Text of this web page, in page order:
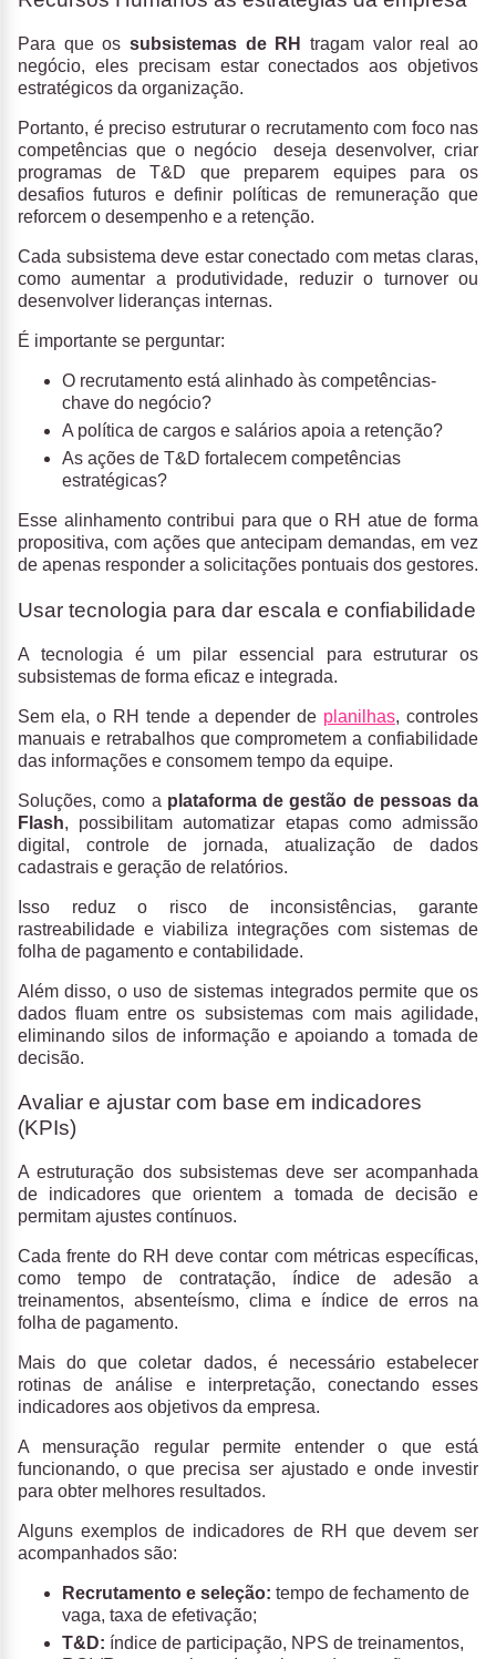
Para que os subsistemas de RH
tragam valor real ao
negócio, eles precisam estar conectados aos objetivos
estratégicos da organização.
Portanto, é preciso estruturar o recrutamento com foco nas
competências que o negócio deseja desenvolver, criar
programas de T&D que preparem equipes para os
desafios futuros e definir políticas de remuneração que
reforcem o desempenho e a retenção.
Cada subsistema deve estar conectado com metas claras,
como aumentar a produtividade, reduzir o turnover ou
desenvolver lideranças internas.
É importante se perguntar:
O recrutamento está alinhado às competências-
chave do negócio?
A política de cargos e salários apoia a retenção?
As ações de T&D fortalecem competências
estratégicas?
Esse alinhamento contribui para que o RH atue de forma
propositiva, com ações que antecipam demandas, em vez
de apenas responder a solicitações pontuais dos gestores.
Usar tecnologia para dar escala e confiabilidade
A tecnologia é um pilar essencial para estruturar os
subsistemas de forma eficaz e integrada.
Sem ela, o RH tende a depender de planilhas, controles
manuais e retrabalhos que comprometem a confiabilidade
das informações e consomem tempo da equipe.
Soluções, como a plataforma de gestão de pessoas da
Flash, possibilitam automatizar etapas como admissão
digital, controle de jornada, atualização de dados
cadastrais e geração de relatórios.
Isso reduz o risco de inconsistências, garante
rastreabilidade e viabiliza integrações com sistemas de
folha de pagamento e contabilidade.
Além disso, o uso de sistemas integrados permite que os
dados fluam entre os subsistemas com mais agilidade,
eliminando silos de informação e apoiando a tomada de
decisão.
Avaliar e ajustar com base em indicadores
(KPIs)
A estruturação dos subsistemas deve ser acompanhada
de indicadores que orientem a tomada de decisão e
permitam ajustes contínuos.
Cada frente do RH deve contar com métricas específicas,
como tempo de contratação, índice de adesão a
treinamentos, absenteísmo, clima e índice de erros na
folha de pagamento.
Mais do que coletar dados, é necessário estabelecer
rotinas de análise e interpretação, conectando esses
indicadores aos objetivos da empresa.
A mensuração regular permite entender o que está
funcionando, o que precisa ser ajustado e onde investir
para obter melhores resultados.
Alguns exemplos de indicadores de RH que devem ser
acompanhados são:
Recrutamento e seleção: tempo de fechamento de
vaga, taxa de efetivação;
T&D: índice de participação, NPS de treinamentos,